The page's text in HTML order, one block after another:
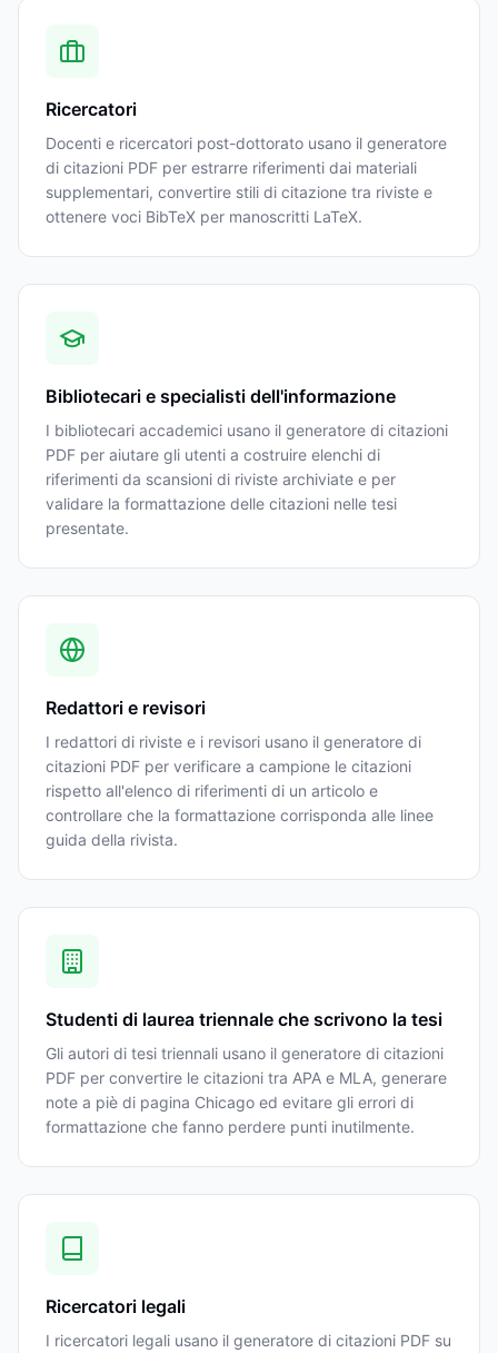
Ricercatori
Docenti e ricercatori post-dottorato usano il generatore
di citazioni PDF per estrarre riferimenti dai materiali
supplementari, convertire stili di citazione tra riviste e
ottenere voci BibTeX per manoscritti LaTeX.
Bibliotecari e specialisti dell'informazione
I bibliotecari accademici usano il generatore di citazioni
PDF per aiutare gli utenti a costruire elenchi di
riferimenti da scansioni di riviste archiviate e per
validare la formattazione delle citazioni nelle tesi
presentate.
Redattori e revisori
I redattori di riviste e i revisori usano il generatore di
citazioni PDF per verificare a campione le citazioni
rispetto all'elenco di riferimenti di un articolo e
controllare che la formattazione corrisponda alle linee
guida della rivista.
Studenti di laurea triennale che scrivono la tesi
Gli autori di tesi triennali usano il generatore di citazioni
PDF per convertire le citazioni tra APA e MLA, generare
note a piè di pagina Chicago ed evitare gli errori di
formattazione che fanno perdere punti inutilmente.
Ricercatori legali
I ricercatori legali usano il generatore di citazioni PDF su